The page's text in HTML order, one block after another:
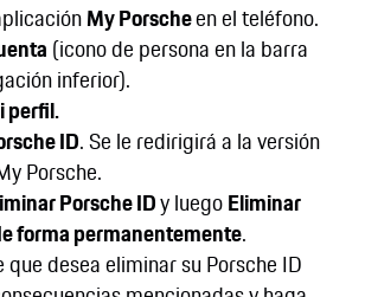
My Porscheen el teléfono.
(icono de persona en la barra
inferior).
perfil.
ID. Se le redirigirá a la versión
Porsche.
Porsche IDy luegoEliminar
forma permanentemente.
que desea eliminar su Porsche ID